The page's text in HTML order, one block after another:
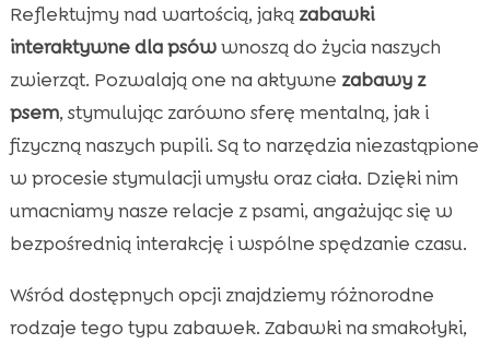
Reflektujmy nad wartością, jaką zabawki
interaktywne dla psówwnoszą do życia naszych
zwierząt. Pozwalają one na aktywne zabawy z
psem, stymulując zarówno sferę mentalną, jak i
fizyczną naszych pupili. Są to narzędzia niezastąpione
w procesie stymulacji umysłu oraz ciała. Dzięki nim
umacniamy nasze relacje z psami, angażując się w
bezpośrednią interakcję i wspólne spędzanie czasu.
Wśród dostępnych opcji znajdziemy różnorodne
rodzaje tego typu zabawek. Zabawki na smakołyki,